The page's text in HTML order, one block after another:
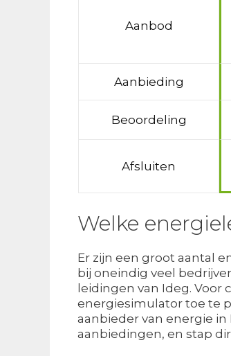
Aanbod
Aanbieding
Beoordeling
Afsluiten
Welke
Er zijn een groot aantal
bij oneindig veel
leidingen van Ideg. Voor
energiesimulator toe te
aanbieder van energie
aanbiedingen, en stap